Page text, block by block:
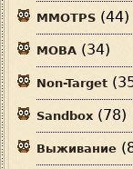
MMOTPS (44)
MOBA (34)
Non-Target
Sandbox (78)
Выживание